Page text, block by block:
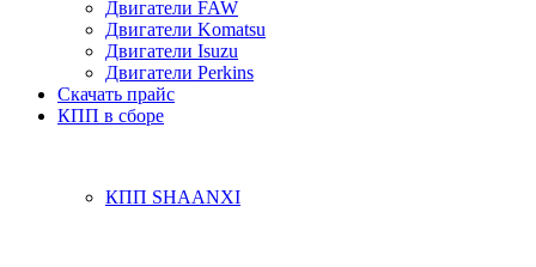
Двигатели FAW
Двигатели Komatsu
Двигатели Isuzu
Двигатели Perkins
Скачать прайс
КПП в сборе
КПП SHAANXI